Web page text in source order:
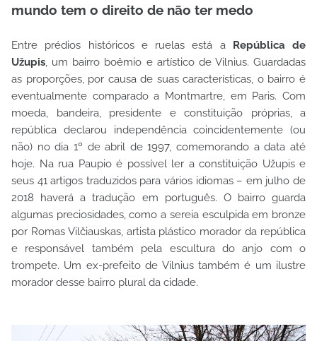
mundo tem o direito de não ter medo
Entre prédios históricos e ruelas está a República de
Užupis, um bairro boêmio e artístico de Vilnius. Guardadas
as proporções, por causa de suas características, o bairro é
eventualmente comparado a Montmartre, em Paris. Com
moeda, bandeira, presidente e constituição próprias, a
república declarou independência coincidentemente (ou
não) no dia 1º de abril de 1997, comemorando a data até
hoje. Na rua Paupio é possível ler a constituição Užupis e
seus 41 artigos traduzidos para vários idiomas – em julho de
2018 haverá a tradução em português. O bairro guarda
algumas preciosidades, como a sereia esculpida em bronze
por Romas Vilčiauskas, artista plástico morador da república
e responsável também pela escultura do anjo com o
trompete. Um ex-prefeito de Vilnius também é um ilustre
morador desse bairro plural da cidade.